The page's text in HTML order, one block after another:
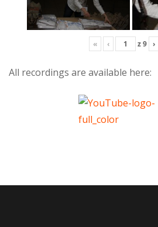
« ‹ z9 ›
All recordings are available here: